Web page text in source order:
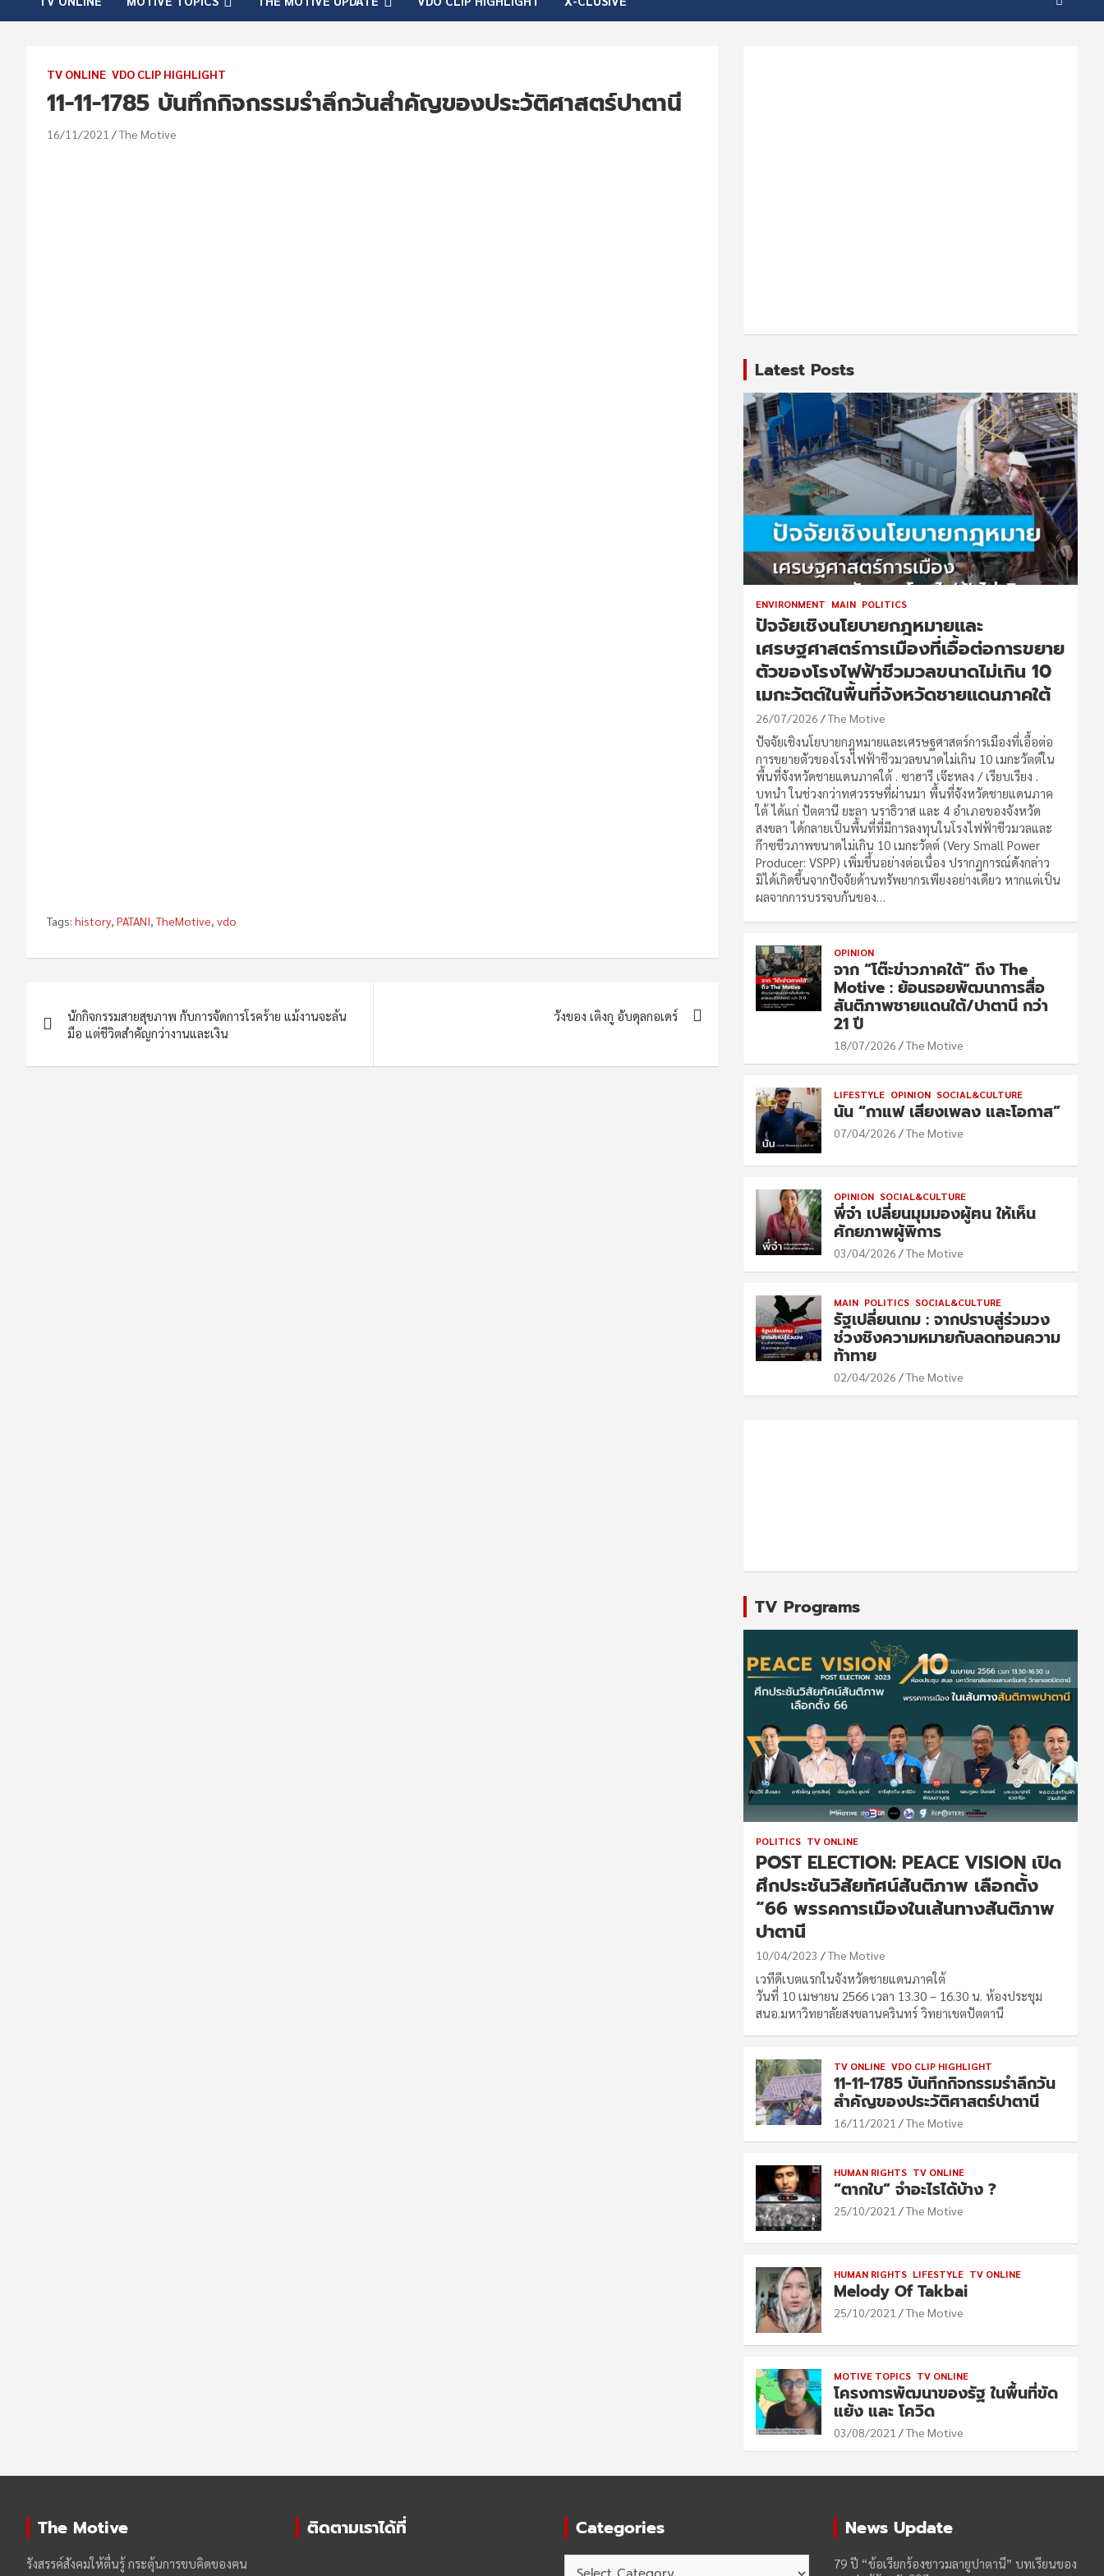
TV ONLINE VDO CLIP HIGHLIGHT
11-11-1785 บันทึกกิจกรรมรำลึกวันสำคัญของประวัติศาสตร์ปาตานี
16/11/2021 The Motive
Tags: history, PATANI,TheMotive, vdo
Post
navigation
นักกิจกรรมสายสุขภาพ กับการจัดการโรคร้าย แม้งานจะล้น
มือ แต่ชีวิตสำคัญกว่างานและเงิน
วังของ เติงกู อับดุลกอเดร์
Latest Posts
ENVIRONMENT MAIN POLITICS
ปัจจัยเชิงนโยบายกฎหมายและ
เศรษฐศาสตร์การเมืองที่เอื้อต่อการขยาย
ตัวของโรงไฟฟ้าชีวมวลขนาดไม่เกิน 10
เมกะวัตต์ในพื้นที่จังหวัดชายแดนภาคใต้
26/07/2026 The Motive
ปัจจัยเชิงนโยบายกฎหมายและเศรษฐศาสตร์การเมืองที่เอื้อต่อ
การขยายตัวของโรงไฟฟ้าชีวมวลขนาดไม่เกิน 10 เมกะวัตต์ใน
พื้นที่จังหวัดชายแดนภาคใต้ . ซาฮารี เจ๊ะหลง / เรียบเรียง .
บทนำ ในช่วงกว่าทศวรรษที่ผ่านมา พื้นที่จังหวัดชายแดนภาค
ใต้ ได้แก่ ปัตตานี ยะลา นราธิวาส และ 4 อำเภอของจังหวัด
สงขลา ได้กลายเป็นพื้นที่ที่มีการลงทุนในโรงไฟฟ้าชีวมวลและ
ก๊าซชีวภาพขนาดไม่เกิน 10 เมกะวัตต์ (Very Small Power
Producer: VSPP) เพิ่มขึ้นอย่างต่อเนื่อง ปรากฏการณ์ดังกล่าว
มิได้เกิดขึ้นจากปัจจัยด้านทรัพยากรเพียงอย่างเดียว หากแต่เป็น
ผลจากการบรรจบกันของ…
OPINION
จาก “โต๊ะข่าวภาคใต้” ถึง The
Motive : ย้อนรอยพัฒนาการสื่อ
สันติภาพชายแดนใต้/ปาตานี กว่า
21 ปี
18/07/2026 The Motive
LIFESTYLE OPINION SOCIAL&CULTURE
นัน “กาแฟ เสียงเพลง และโอกาส”
07/04/2026 The Motive
OPINION SOCIAL&CULTURE
พี่จ๋า เปลี่ยนมุมมองผู้ฅน ให้เห็น
ศักยภาพผู้พิการ
03/04/2026 The Motive
MAIN POLITICS SOCIAL&CULTURE
รัฐเปลี่ยนเกม : จากปราบสู่ร่วมวง
ช่วงชิงความหมายกับลดทอนความ
ท้าทาย
02/04/2026 The Motive
TV Programs
POLITICS TV ONLINE
POST ELECTION: PEACE VISION เปิด
ศึกประชันวิสัยทัศน์สันติภาพ เลือกตั้ง
“66 พรรคการเมืองในเส้นทางสันติภาพ
ปาตานี
10/04/2023 The Motive
เวทีดีเบตแรกในจังหวัดชายแดนภาคใต้
วันที่ 10 เมษายน 2566 เวลา 13.30 – 16.30 น. ห้องประชุม
สนอ.มหาวิทยาลัยสงขลานครินทร์ วิทยาเขตปัตตานี
TV ONLINE VDO CLIP HIGHLIGHT
11-11-1785 บันทึกกิจกรรมรำลึกวัน
สำคัญของประวัติศาสตร์ปาตานี
16/11/2021 The Motive
HUMAN RIGHTS TV ONLINE
“ตากใบ” จำอะไรได้บ้าง ?
25/10/2021 The Motive
HUMAN RIGHTS LIFESTYLE TV ONLINE
Melody Of Takbai
25/10/2021 The Motive
MOTIVE TOPICS TV ONLINE
โครงการพัฒนาของรัฐ ในพื้นที่ขัด
แย้ง และ โควิด
03/08/2021 The Motive
The Motive
รังสรรค์สังคมให้ตื่นรู้ กระตุ้นการขบคิดของฅน
ติดตามเราได้ที่ Categories News Update
79 ปี “ข้อเรียกร้องชาวมลายูปาตานี” บทเรียนของ